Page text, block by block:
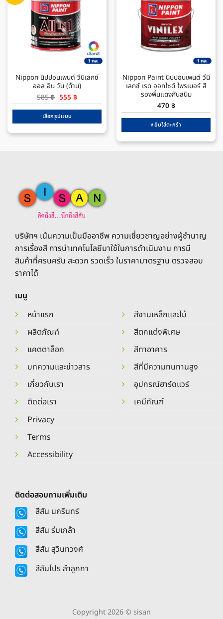
Nippon นิปปอนเพนต์ วีนิเลกซ์
ออล อิน วัน (ด้าน)
585฿ Original
price
was:
585 ฿.
555 ฿Current
price
is:
เลือกรูปแบบ
product
options
may
be
on
the
product
page
Nippon Paint นิปปอนเพนต์ วีนิ
เลกซ์ เรด ออกไซด์ ไพรเมอร์ สี
รองพื้นแดงกันสนิม
470 ฿
หยิบใส่ตะกร้า
บริษัทฯ เน้นความเป็นมืออาชีพ ความเชี่ยวชาญอย่างผู้ชำนาญ
การเรื่องสี การนำเทคโนโลยีมาใช้ในการดำเนินงาน การมี
สินค้าที่ครบครัน สะดวก รวดเร็ว ในราคามาตรฐาน ตรวจสอบ
ราคาได้
เมนู
หน้าแรก
ผลิตภัณฑ์
แคตตาล็อก
บทความและข่าวสาร
เกี่ยวกับเรา
ติดต่อเรา
สีงานเหล็กและไม้
สีตกแต่งพิเศษ
สีทาอาคาร
สีที่มีความทนทานสูง
อุปกรณ์ฮาร์ดแวร์
เคมีภัณฑ์
Privacy
Terms
Accessibility
ติดต่อสอบถามเพิ่มเติม
สีสัน นครินทร์
สีสัน ร่มเกล้า
สีสัน สุวินทวงศ์
สีสันโปร ลำลูกกา
Copyright 2026 © sisan